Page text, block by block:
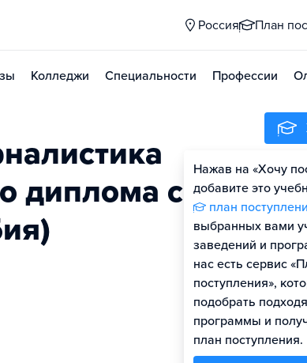
Россия План
Колледжи Специальности Профессии
диплома с
Нажав на «Хочу
добавите это
план
выбранных вами
заведений и
нас есть сервис
поступления»,
подобрать
программы и
план поступления.
Гайд